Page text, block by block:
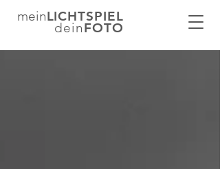
meinLICHTSPIEL
deinFOTO